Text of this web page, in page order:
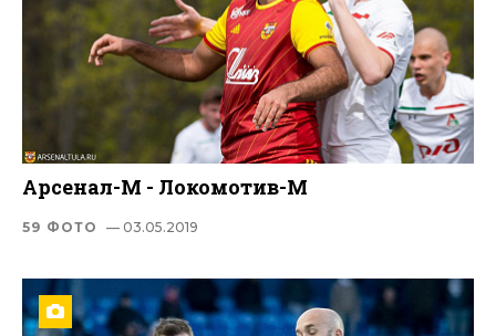
Арсенал-М - Локомотив-М
59 ФОТО — 03.05.2019